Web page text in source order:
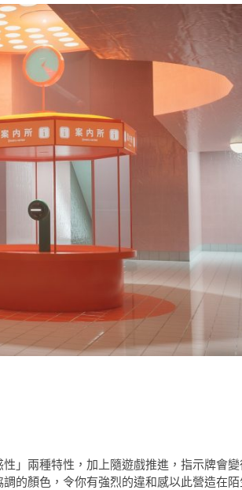
」兩種特性，加上隨遊戲推進，指示牌會
的顏色，令你有強烈的違和感以此營造在